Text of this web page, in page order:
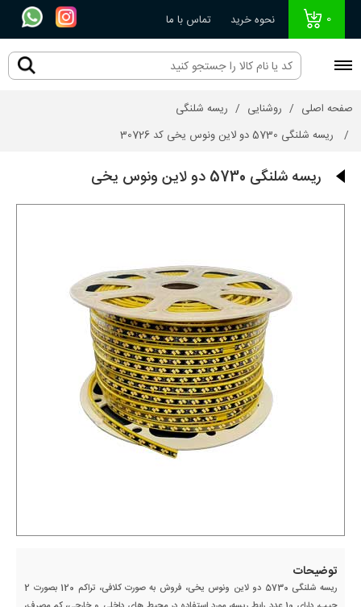
0 نحوه خرید تماس با ما
صفحه اصلی روشنایی
ریسه شلنگی
ریسه شلنگی 5730 دو لاین ونوس یخی کد 30726
ریسه شلنگی 5730 دو لاین ونوس یخی
توضیحات
ریسه شلنگی 5730 دو لاین ونوس یخی، فروش به صورت کلافی، تراکم 120 بصورت 2